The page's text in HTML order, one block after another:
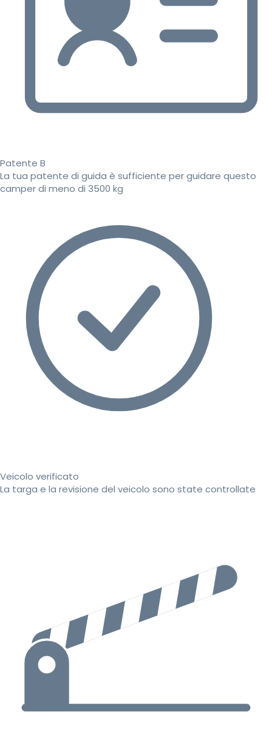
Patente B
La tua patente di guida è sufficiente per guidare questo
camper di meno di 3500 kg
Veicolo verificato
La targa e la revisione del veicolo sono state controllate